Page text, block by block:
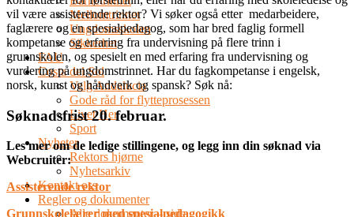
Mellomtrinnet
Ungdomsskolen
Sikkerhet
FAU
Costa del Sol
Velg Andalucia
Gode råd for flytteprosessen
Livet Her
Sport
Nyheter
Rektors hjørne
Nyhetsarkiv
Kontakt oss
Regler og dokumenter
Alle dokumenter – side
vil være assisterende rektor? Vi søker også etter medarbeidere,
faglærere og en spesialpedagog, som har bred faglig formell
kompetanse og erfaring fra undervisning på flere trinn i
grunnskolen, og spesielt en med erfaring fra undervisning og
vurdering på ungdomstrinnet. Har du fagkompetanse i engelsk,
norsk, kunst og håndverk og spansk? Søk nå:
Søknadsfrist 20. februar.
Les mer om de ledige stillingene, og legg inn din søknad via
Webcruiter:
Assisterende rektor
Grunnskolelærer med spesialpedagogikk